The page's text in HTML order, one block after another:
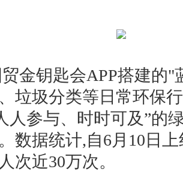
金钥匙会APP搭建的"
垃圾分类等日常环保
人参与、时时可及”的
数据统计,自6月10日
次近30万次。